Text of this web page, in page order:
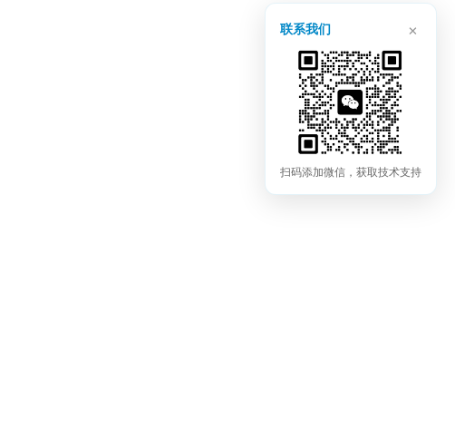
联系我们 ×
扫码添加微信，获取技术支持